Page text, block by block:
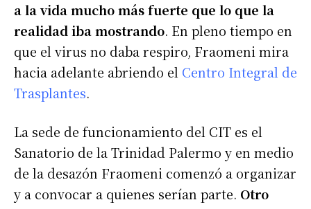
a la vida mucho más fuerte que lo que la
realidad iba mostrando. En pleno tiempo en
que el virus no daba respiro, Fraomeni mira
hacia adelante abriendo el Centro Integral de
Trasplantes.
La sede de funcionamiento del CIT es el
Sanatorio de la Trinidad Palermo y en medio
de la desazón Fraomeni comenzó a organizar
y a convocar a quienes serían parte. Otro